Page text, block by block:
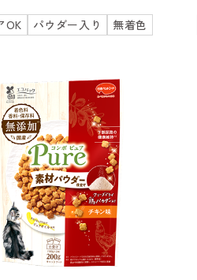
OK パウダー入り 無着色